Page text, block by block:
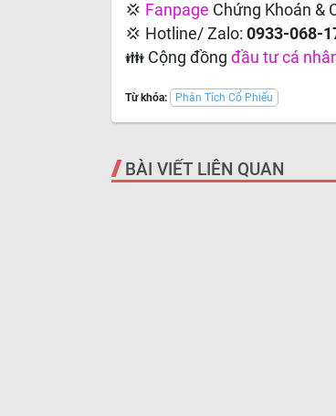
💢 Fanpage Chứng Khoán &
💢 Hotline/ Zalo: 0933-068-
👪 Cộng đồng đầu tư cá
Từ khóa: Phân Tích Cổ Phiếu
BÀI VIẾT LIÊN QUAN